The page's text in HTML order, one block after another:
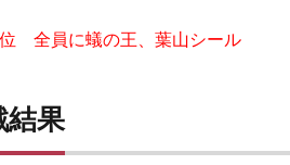
位 全員に蟻の王、葉山シール
結果